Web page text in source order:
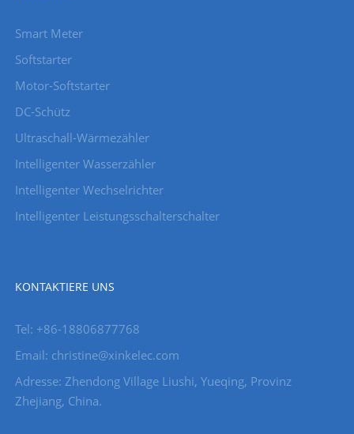
Smart Meter
Softstarter
Motor-Softstarter
DC-Schütz
Ultraschall-Wärmezähler
Intelligenter Wasserzähler
Intelligenter Wechselrichter
Intelligenter Leistungsschalterschalter
KONTAKTIERE UNS
Tel: +86-18806877768
Email: christine@xinkelec.com
Adresse: Zhendong Village Liushi, Yueqing, Provinz
Zhejiang, China.